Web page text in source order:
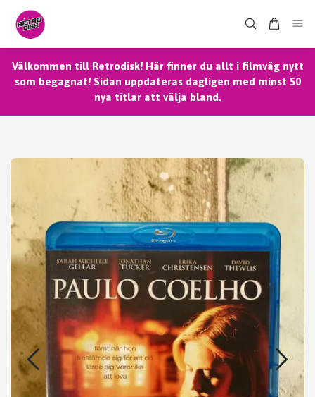
Välkommen till Retrodisk! Här finner du allt i filmväg nytt
som begagnat! Sidan uppdateras dagligen med minst 50
nya titlar att välja bland.